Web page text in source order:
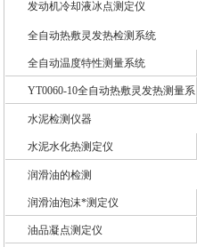
发动机冷却液冰点测定仪
全自动热敷灵发热检测系统
全自动温度特性测量系统
YT0060-10全自动热敷灵发热测量系
统
水泥检测仪器
水泥水化热测定仪
润滑油的检测
润滑油泡沫*测定仪
油品凝点测定仪